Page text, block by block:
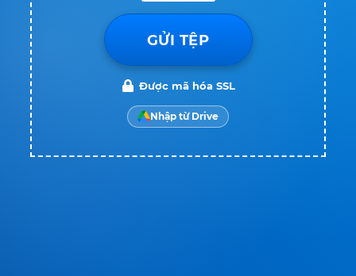
GỬI TỆP
Được mã hóa SSL
Nhập từ Drive